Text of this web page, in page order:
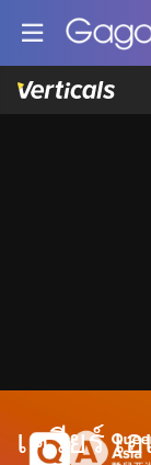
เควียร์ เ